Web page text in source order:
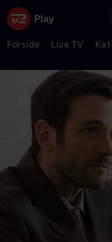
Forside Live TV